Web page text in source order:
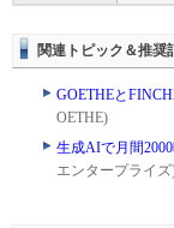
関連トピック＆推奨
GOETHEと
OETHE)
生成AIで月間
エンタープライズ